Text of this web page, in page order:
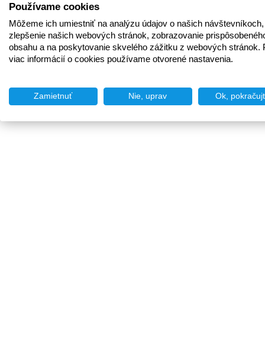
Používame cookies
Môžeme ich umiestniť na analýzu údajov o našich
zlepšenie našich webových stránok, zobrazovanie
obsahu a na poskytovanie skvelého zážitku z webových stránok.
viac informácií o cookies používame otvorené nastavenia.
Zamietnuť Nie, uprav Ok,